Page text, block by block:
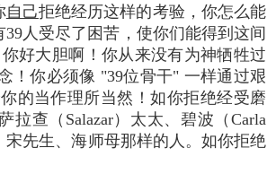
自己拒绝经历这样的考验，你怎么能
人受尽了困苦，使你们能得到这间
好大胆啊！你从来没有为神牺牲过
！你必须像 "39位骨干" 一样通过艰
的当作理所当然！如你拒绝经受磨
查（Salazar）太太、碧波（Carla
宋先生、海师母那样的人。如你拒绝